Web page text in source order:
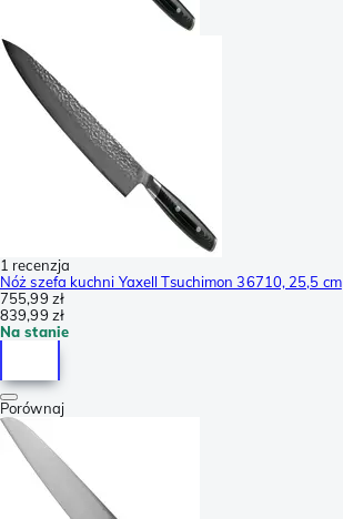
1 recenzja
Nóż szefa kuchni Yaxell Tsuchimon 36710, 25,5 cm
755,99 zł
839,99 zł
Na stanie
Porównaj